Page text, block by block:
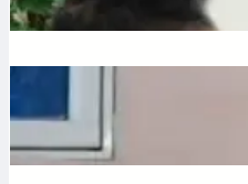
July 9, 2026